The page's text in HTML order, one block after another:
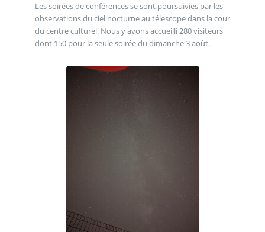
Les soirées de conférences se sont poursuivies par les
observations du ciel nocturne au télescope dans la cour
du centre culturel. Nous y avons accueilli 280 visiteurs
dont 150 pour la seule soirée du dimanche 3 août.